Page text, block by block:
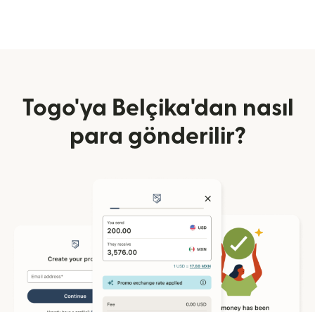
Togo'ya Belçika'dan nasıl
para gönderilir?